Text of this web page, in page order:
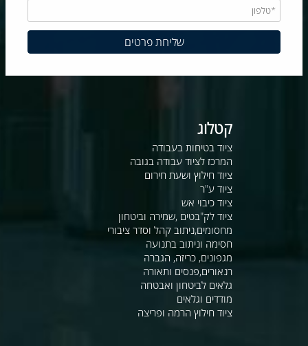
קטלוג
ציוד בטיחות בעבודה
המרכז לציוד עבודה בגובה
ציוד חילוץ ושעת חירום
ציוד ע"ר
ציוד כיבוי אש
ציוד לק"בטים ,שמירה וביטחון
מחסומים,ניתוב קהל וסדר ציבורי
חסימה וניתוב בתנועה
מגפונים, כריזה, הגברה
רנאורים,פנסים ותאורה
גלאים לביטחון ואבטחה
מודדים וגלאים
ציוד חילוץ הרמה ופריצה